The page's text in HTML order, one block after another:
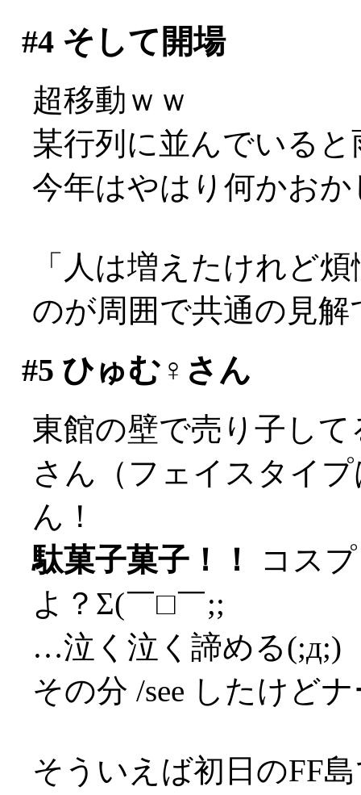
#4そして開場
超移動ｗｗ
某行列に並んでいる
今年はやはり何かお
「人は増えたけれど
のが周囲で共通の見
#5 ひゅむ♀さん
東館の壁で売り子し
さん（フェイスタイ
ん！
駄菓子菓子！！
コス
よ？Σ(￣□￣;;
…泣く泣く諦める(;д;)
その分 /see したけど
そういえば初日のFF